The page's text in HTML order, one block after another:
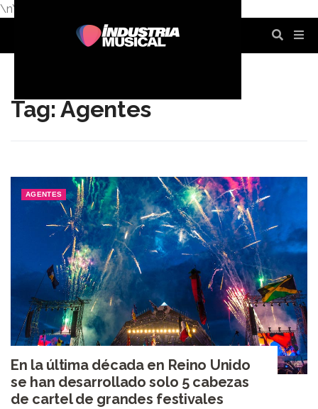
\n\n
Tag: Agentes
AGENTES
En la última década en Reino Unido
se han desarrollado solo 5 cabezas
de cartel de grandes festivales